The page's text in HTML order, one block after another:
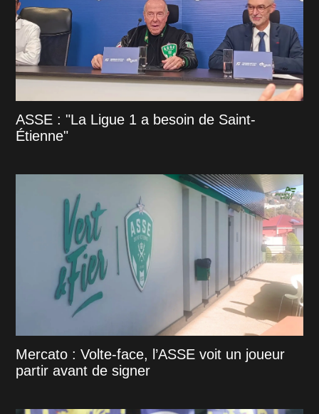
ASSE : "La Ligue 1 a besoin de Saint-
Étienne"
Mercato : Volte-face, l’ASSE voit un joueur
partir avant de signer